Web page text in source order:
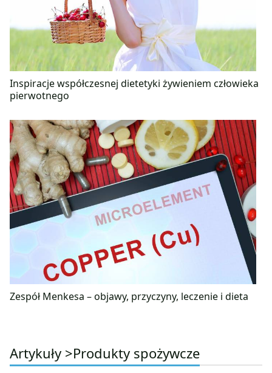
Inspiracje współczesnej dietetyki żywieniem człowieka
pierwotnego
Zespół Menkesa – objawy, przyczyny, leczenie i dieta
Artykuły >Produkty spożywcze